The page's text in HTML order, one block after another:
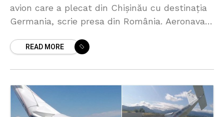
avion care a plecat din Chişinău cu destinaţia
Germania, scrie presa din România. Aeronava a
OtopeniREAD MORE